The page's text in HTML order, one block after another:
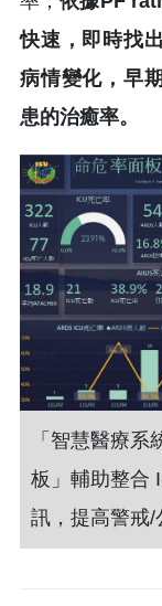
快速，即時找
病情變化，早
患的治癒率。
「智慧醫療
板」輔助整合
訊，提高警戒/